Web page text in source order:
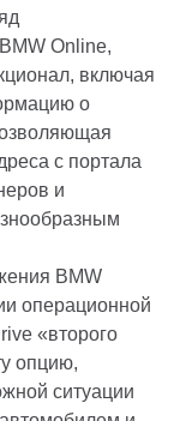
Online,
включая
о
с портала
и
BMW
операционной
«второго
опцию,
ситуации